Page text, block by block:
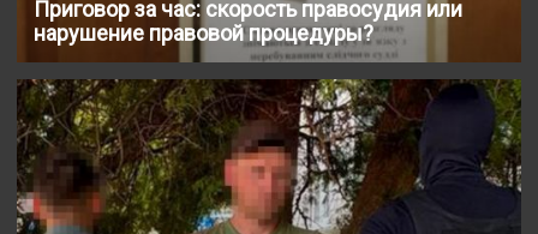
Приговор за час: скорость правосудия или
нарушение правовой процедуры?